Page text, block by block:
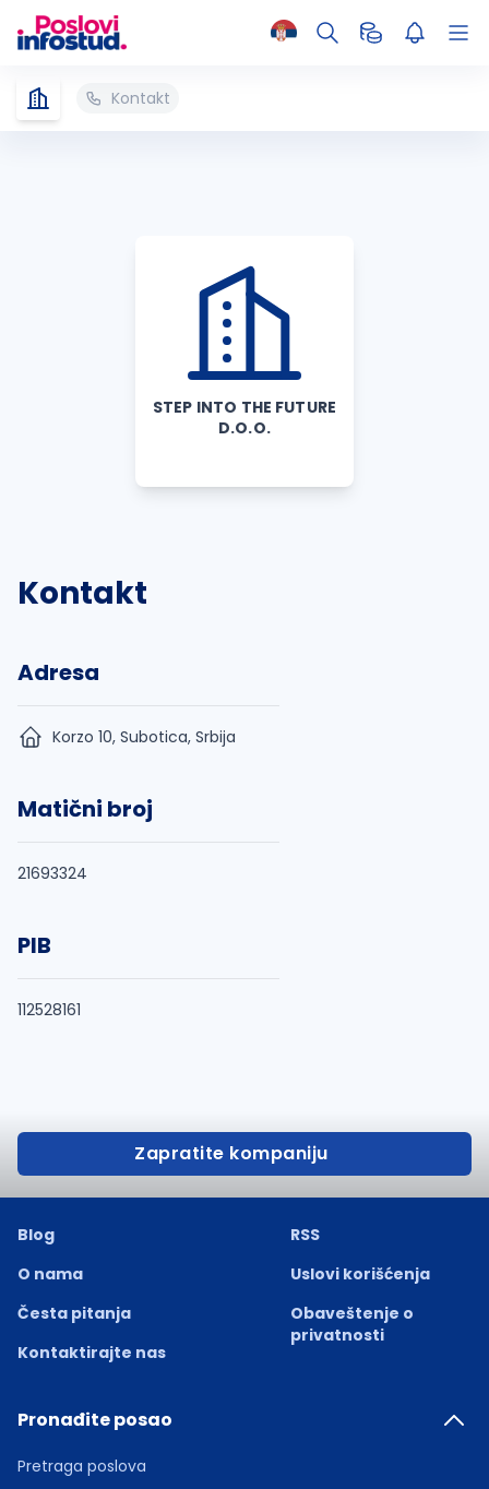
Kontakt
STEP INTO THE FUTURE
D.O.O.
Kontakt
Adresa
Korzo 10, Subotica, Srbija
Matični broj
21693324
PIB
112528161
Zapratite kompaniju
Blog
O nama
Česta pitanja
Kontaktirajte nas
RSS
Uslovi korišćenja
Obaveštenje o
privatnosti
Pronađite posao
Pretraga poslova